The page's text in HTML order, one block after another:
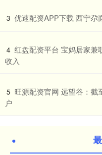
3 优速配资APP下载 西宁尕
4 红盘配资平台 宝妈居家兼
收入
5 旺源配资官网 远望谷：截
户